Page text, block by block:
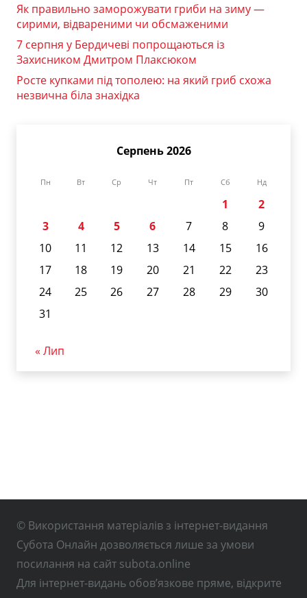
Як правильно заморожувати гриби на зиму —
сирими, відвареними чи обсмаженими
7 серпня у Бердичеві попрощаються із
Захисником Дмитром Плаксюком
Росте купками під тополею: на який гриб схожа
незвична біла знахідка
Серпень 2026
Пн Вт Ср Чт Пт Сб Нд
1
2
3
4 5 6 7 8
9
10
11 12 13 14 15
16
17
18 19 20 21 22
23
24
25 26 27 28 29
30
31
« Лип
© Використання матеріалів з інтернет-видання
Субота Онлайн дозволяється лише за умови
посилання на сайт subota.online
Для інтернет-видань обов’язкове пряме, відкрите